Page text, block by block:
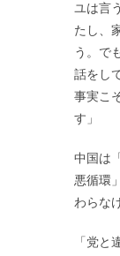
ユは言
たし、
う。で
話をし
事実こ
す」
中国は
悪循環
わらな
「党と